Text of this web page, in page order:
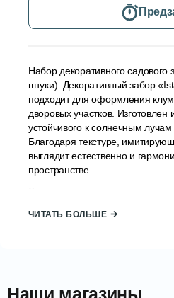
Набор декоративного садового
штуки). Декоративный забор
подходит для оформления
дворовых участков. Изготовлен
устойчивого к солнечным лучам
Благодаря текстуре,
выглядит естественно и
пространстве.
Материал: прочный
см
ЧИТАТЬ БОЛЬШЕ
Наши магазины